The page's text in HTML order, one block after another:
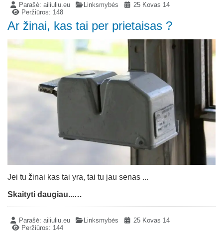
Parašė:ailiuliu.eu Linksmybės
25 Kovas 14
Peržiūros: 148
Ar žinai, kas tai per prietaisas ?
Jei tu žinai kas tai yra, tai tu jau senas ...
Skaityti daugiau...…
Parašė:ailiuliu.eu Linksmybės
25 Kovas 14
Peržiūros: 144